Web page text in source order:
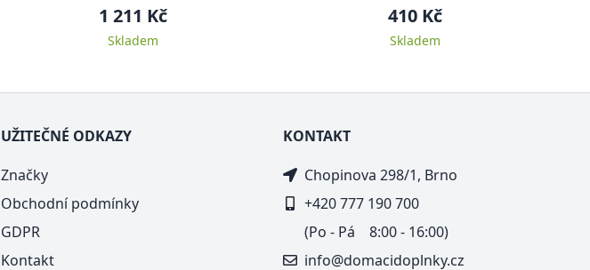
1 211 Kč
Skladem
410 Kč
Skladem
UŽITEČNÉ ODKAZY
Značky
Obchodní podmínky
GDPR
Kontakt
KONTAKT
Chopinova 298/1, Brno
+420 777 190 700
(Po - Pá 8:00 - 16:00)
info@domacidoplnky.cz